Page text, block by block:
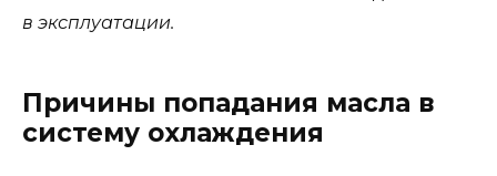
в эксплуатации.
Причины попадания масла в
систему охлаждения